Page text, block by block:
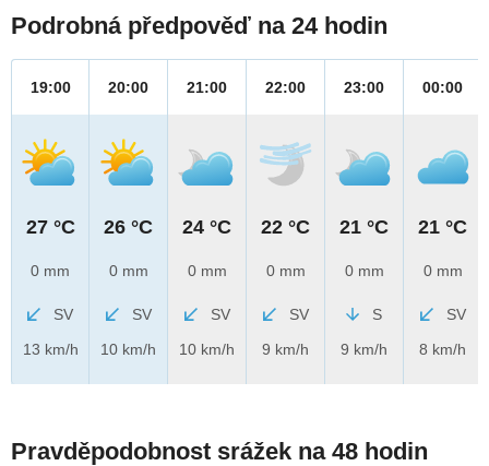
Podrobná předpověď na 24 hodin
19:00
27 °C
0 mm
SV
13 km/h
20:00
26 °C
0 mm
SV
10 km/h
21:00
24 °C
0 mm
SV
10 km/h
22:00
22 °C
0 mm
SV
9 km/h
23:00
21 °C
0 mm
S
9 km/h
00:00
21 °C
0 mm
SV
8 km/h
Pravděpodobnost srážek na 48 hodin